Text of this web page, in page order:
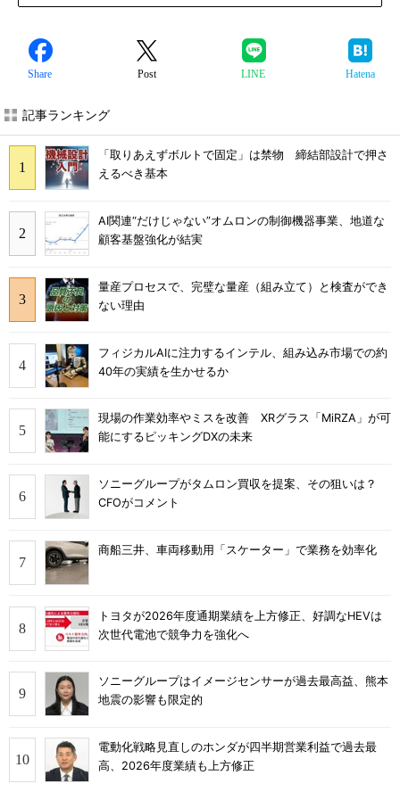
Share Post LINE Hatena
記事ランキング
「取りあえずボルトで固定」は禁物 締結部設計で押さ
えるべき基本
AI関連“だけじゃない”オムロンの制御機器事業、地道な
顧客基盤強化が結実
量産プロセスで、完璧な量産（組み立て）と検査ができ
ない理由
フィジカルAIに注力するインテル、組み込み市場での約
40年の実績を生かせるか
現場の作業効率やミスを改善 XRグラス「MiRZA」が可
能にするピッキングDXの未来
ソニーグループがタムロン買収を提案、その狙いは？
CFOがコメント
商船三井、車両移動用「スケーター」で業務を効率化
トヨタが2026年度通期業績を上方修正、好調なHEVは
次世代電池で競争力を強化へ
ソニーグループはイメージセンサーが過去最高益、熊本
地震の影響も限定的
電動化戦略見直しのホンダが四半期営業利益で過去最
高、2026年度業績も上方修正